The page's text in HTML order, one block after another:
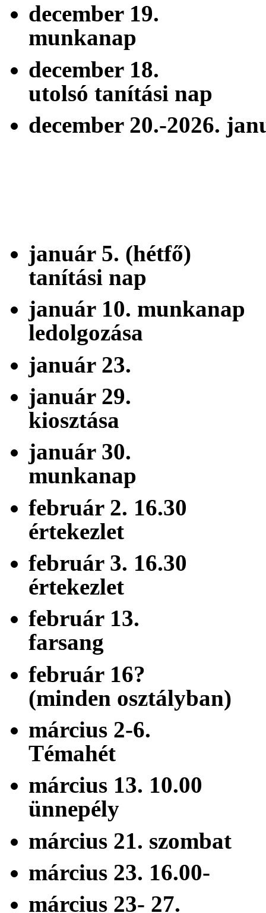
december
munkanap
december
utolsó tanítási nap
december 20.-
január 5.
tanítási nap
január 10.
ledolgozása
január 23.
január 29.
kiosztása
január 30.
munkanap
február 2.
értekezlet
február 3.
értekezlet
február 13.
farsang
február 16?
(minden osztályban)
március 2-
Témahét
március 13.
ünnepély
március 21.
március 23.
március 23-